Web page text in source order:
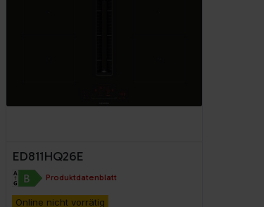
ED811HQ26E
Produktdatenblatt
Online nicht vorrätig